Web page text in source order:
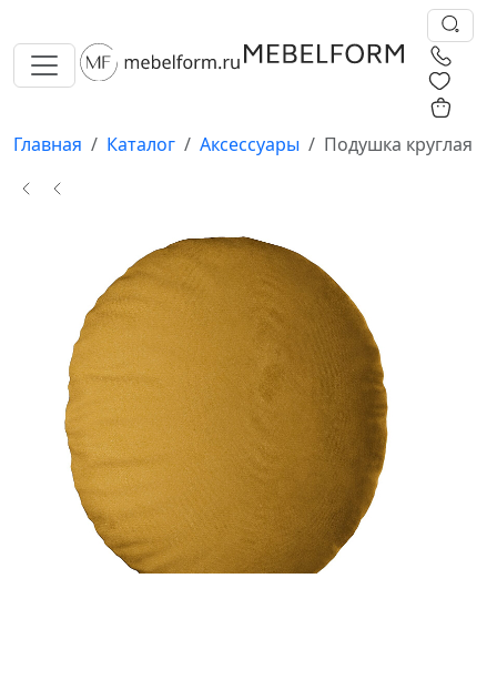
Главная Каталог Аксессуары Подушка круглая